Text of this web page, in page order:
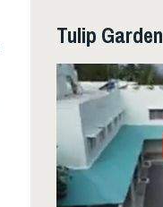
Tulip Garden